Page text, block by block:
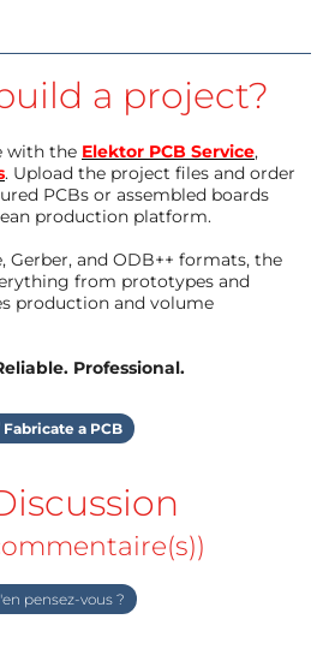
a project?
with the Elektor PCB Service,
. Upload the project files and order
PCBs or assembled boards
production platform.
Gerber, and ODB++ formats, the
from prototypes and
production and volume
Professional.
Fabricate a PCB
pensez-vous ?